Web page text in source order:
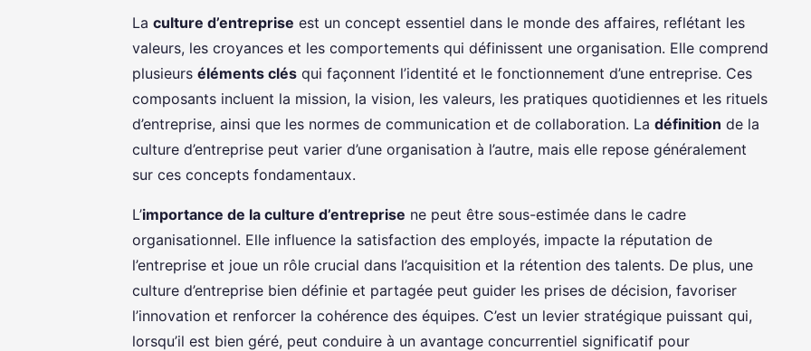
La culture d’entreprise est un concept essentiel dans le monde des affaires, reflétant les
valeurs, les croyances et les comportements qui définissent une organisation. Elle comprend
plusieurs éléments clés qui façonnent l’identité et le fonctionnement d’une entreprise. Ces
composants incluent la mission, la vision, les valeurs, les pratiques quotidiennes et les rituels
d’entreprise, ainsi que les normes de communication et de collaboration. La définition de la
culture d’entreprise peut varier d’une organisation à l’autre, mais elle repose généralement
sur ces concepts fondamentaux.
L’importance de la culture d’entreprise ne peut être sous-estimée dans le cadre
organisationnel. Elle influence la satisfaction des employés, impacte la réputation de
l’entreprise et joue un rôle crucial dans l’acquisition et la rétention des talents. De plus, une
culture d’entreprise bien définie et partagée peut guider les prises de décision, favoriser
l’innovation et renforcer la cohérence des équipes. C’est un levier stratégique puissant qui,
lorsqu’il est bien géré, peut conduire à un avantage concurrentiel significatif pour